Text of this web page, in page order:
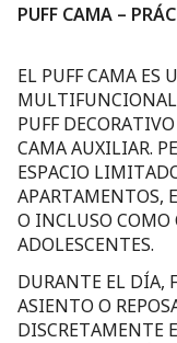
PUFF CAMA –
EL PUFF CAMA ES
PUFF
CAMA AUXILIAR.
ESPACIO
APARTAMENTOS,
O INCLUSO COMO
ADOLESCENTES.
DURANTE EL DÍA,
ASIENTO O
DISCRETAMENTE